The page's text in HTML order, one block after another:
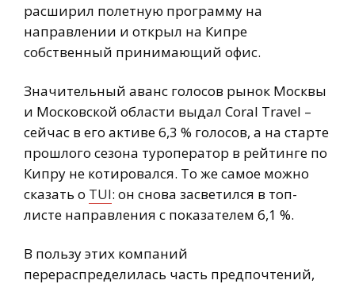
расширил полетную программу на
направлении и открыл на Кипре
собственный принимающий офис.
Значительный аванс голосов рынок Москвы
и Московской области выдал Coral Travel –
сейчас в его активе 6,3 % голосов, а на старте
прошлого сезона туроператор в рейтинге по
Кипру не котировался. То же самое можно
сказать о TUI: он снова засветился в топ-
листе направления с показателем 6,1 %.
В пользу этих компаний
перераспределилась часть предпочтений,